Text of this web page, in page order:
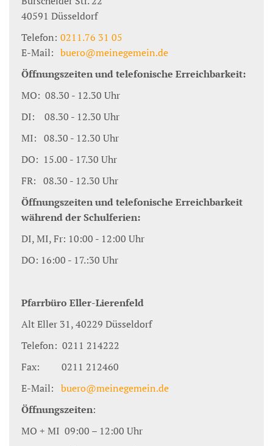
40591 Düsseldorf
Telefon: 0211.76 31 05
E-Mail: buero@meinegemein.de
Öffnungszeiten und telefonische Erreichbarkeit:
MO: 08.30 - 12.30 Uhr
DI: 08.30 - 12.30 Uhr
MI: 08.30 - 12.30 Uhr
DO: 15.00 - 17.30 Uhr
FR: 08.30 - 12.30 Uhr
Öffnungszeiten und telefonische Erreichbarkeit
während der Schulferien:
DI, MI, Fr: 10:00 - 12:00 Uhr
DO: 16:00 - 17.:30 Uhr
Pfarrbüro Eller-Lierenfeld
Alt Eller 31, 40229 Düsseldorf
Telefon: 0211 214222
Fax: 0211 212460
E-Mail: buero@meinegemein.de
Öffnungszeiten:
MO + MI 09:00 – 12:00 Uhr